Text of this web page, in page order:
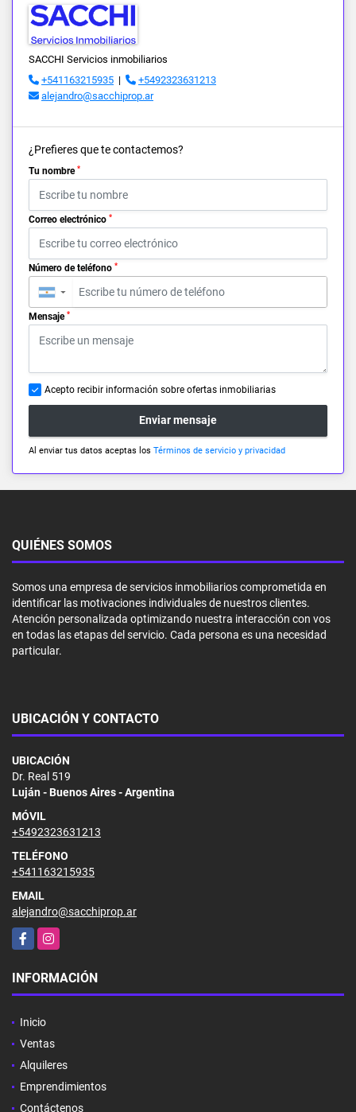
SACCHI Servicios inmobiliarios
+541163215935 |
+5492323631213
alejandro@sacchiprop.ar
¿Prefieres que te contactemos?
Tu nombre *
Correo electrónico *
Número de teléfono *
▼
Mensaje *
Acepto recibir información sobre ofertas inmobiliarias
Enviar mensaje
Al enviar tus datos aceptas los Términos de servicio y privacidad
QUIÉNES SOMOS
Somos una empresa de servicios inmobiliarios comprometida en
identificar las motivaciones individuales de nuestros clientes.
Atención personalizada optimizando nuestra interacción con vos
en todas las etapas del servicio. Cada persona es una necesidad
particular.
UBICACIÓN Y CONTACTO
UBICACIÓN
Dr. Real 519
Luján - Buenos Aires - Argentina
MÓVIL
+5492323631213
TELÉFONO
+541163215935
EMAIL
alejandro@sacchiprop.ar
FacebookInstagram
INFORMACIÓN
Inicio
Ventas
Alquileres
Emprendimientos
Contáctenos